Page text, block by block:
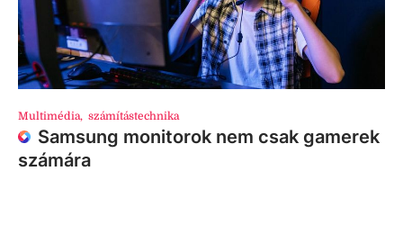
Multimédia, számítástechnika
Samsung monitorok nem csak gamerek
számára